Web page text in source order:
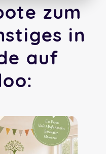
zum
in
auf